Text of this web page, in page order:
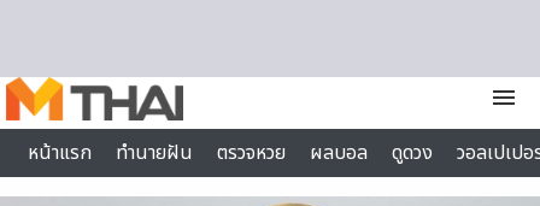
menu
หน้าแรก
ทำนายฝัน ตรวจหวย ผลบอล ดูดวง
วอลเปเป